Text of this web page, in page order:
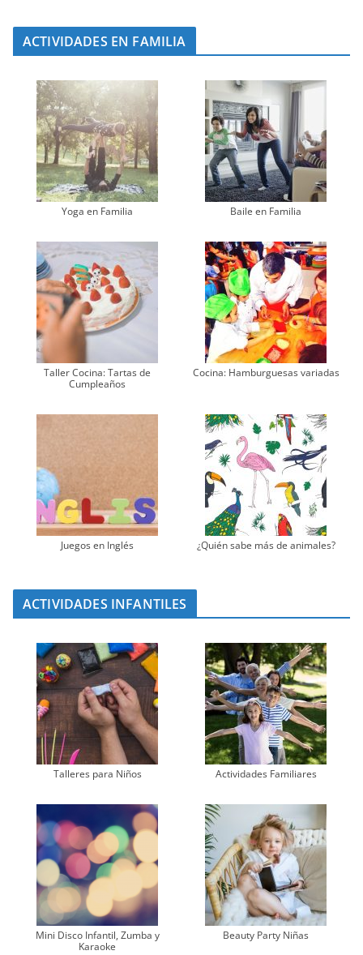
ACTIVIDADES EN FAMILIA
Yoga en Familia Baile en Familia
Taller Cocina: Tartas de
Cumpleaños
Cocina: Hamburguesas variadas
Juegos en Inglés ¿Quién sabe más de animales?
ACTIVIDADES INFANTILES
Talleres para Niños Actividades Familiares
Mini Disco Infantil, Zumba y
Karaoke
Beauty Party Niñas